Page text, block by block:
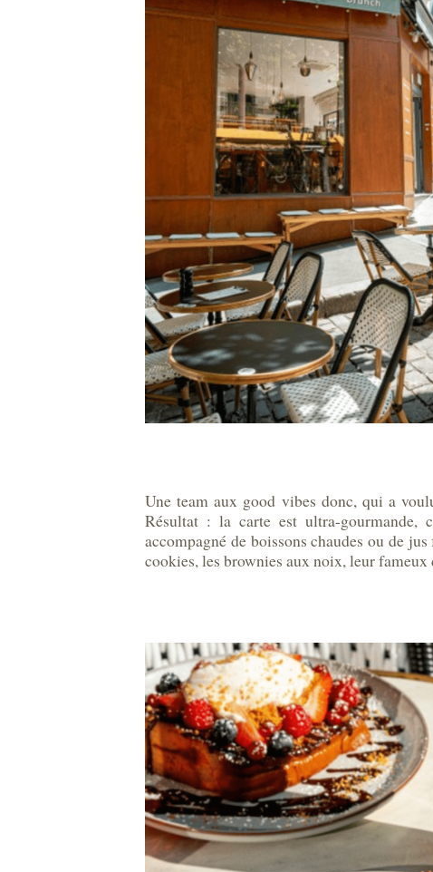
Une team aux good vibes donc, qui a
Résultat : la carte est ultra-gourmande,
accompagné de boissons chaudes ou de
cookies, les brownies aux noix, leur